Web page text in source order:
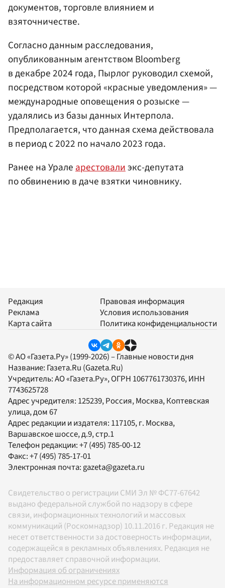
документов, торговле влиянием и
взяточничестве.
Согласно данным расследования,
опубликованным агентством Bloomberg
в декабре 2024 года, Пырлог руководил схемой,
посредством которой «красные уведомления» —
международные оповещения о розыске —
удалялись из базы данных Интерпола.
Предполагается, что данная схема действовала
в период с 2022 по начало 2023 года.
Ранее на Уралеарестовалиэкс-депутата
по обвинению в даче взятки чиновнику.
Редакция
Реклама
Карта сайта
Правовая информация
Условия использования
Политика конфиденциальности
© АО «Газета.Ру» (1999-2026) – Главные новости дня
Название: Газета.Ru (Gazeta.Ru)
Учредитель:АО «Газета.Ру», ОГРН 1067761730376, ИНН
7743625728
Адрес учредителя: 125239, Россия, Москва, Коптевская
улица, дом 67
Адрес редакции и издателя: 117105, г. Москва,
Варшавское шоссе, д.9, стр.1
Телефон редакции:+7 (495) 785-00-12
Факс:+7 (495) 785-17-01
Электронная почта:gazeta@gazeta.ru
Свидетельство о регистрации СМИ Эл № ФС77-67642
выдано федеральной службой по надзору в сфере
связи, информационных технологий и массовых
коммуникаций (Роскомнадзор) 10.11.2016 г. Редакция не
несет ответственности за достоверность информации,
содержащейся в рекламных объявлениях. Редакция не
предоставляет справочной информации.
Информация об ограничениях
На информационном ресурсе применяются